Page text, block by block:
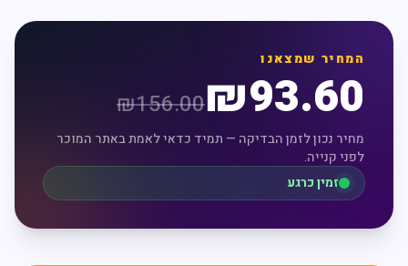
המחיר שמצאנו
₪93.60
₪156.00
מחיר נכון לזמן הבדיקה — תמיד כדאי לאמת באתר המוכר
לפני קנייה.
זמין כרגע